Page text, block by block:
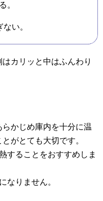
。
い。
カリッと中はふんわり
かじめ庫内を十分に温
がとても大切です。
することをおすすめしま
なりません。